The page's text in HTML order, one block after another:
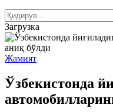
Загрузка
Жамият
Ўзбекистонда